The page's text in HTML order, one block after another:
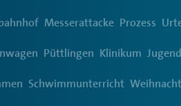
Messerattacke Prozess
Püttlingen Klinikum
Schwimmunterricht